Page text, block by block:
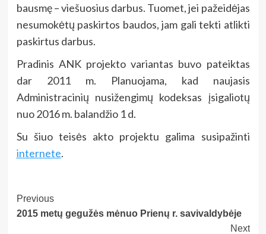
bausmę – viešuosius darbus. Tuomet, jei pažeidėjas
nesumokėtų paskirtos baudos, jam gali tekti atlikti
paskirtus darbus.
Pradinis ANK projekto variantas buvo pateiktas
dar 2011 m. Planuojama, kad naujasis
Administracinių nusižengimų kodeksas įsigaliotų
nuo 2016 m. balandžio 1 d.
Su šiuo teisės akto projektu galima susipažinti
internete.
Post
Navigation
Previous
2015 metų gegužės mėnuo Prienų r. savivaldybėje
Next